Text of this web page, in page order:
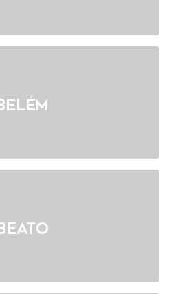
Beato